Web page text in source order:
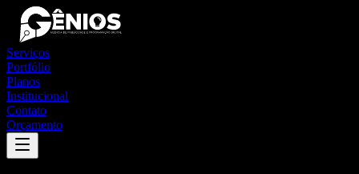
Serviços
Portfólio
Planos
Institucional
Contato
Orçamento